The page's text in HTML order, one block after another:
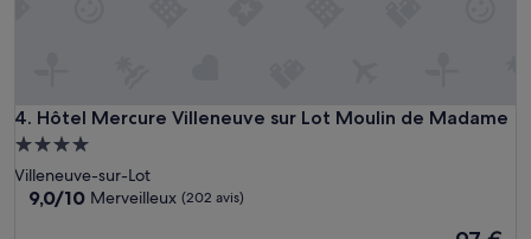
4. Hôtel Mercure Villeneuve sur Lot Moulin de Madame
Hôtel Mercure Villeneuve sur Lot Moulin de Madame
Hébergement
4.0 étoiles
Villeneuve-sur-Lot
9.0
9,0/10 Merveilleux (202 avis)